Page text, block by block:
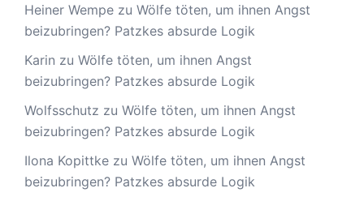
Heiner Wempe zu Wölfe töten, um ihnen Angst
beizubringen? Patzkes absurde Logik
Karin zu Wölfe töten, um ihnen Angst
beizubringen? Patzkes absurde Logik
Wolfsschutz zu Wölfe töten, um ihnen Angst
beizubringen? Patzkes absurde Logik
Ilona Kopittke zu Wölfe töten, um ihnen Angst
beizubringen? Patzkes absurde Logik